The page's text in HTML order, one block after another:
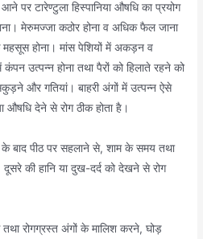
पर टारेण्टुला हिस्पानिया औषधि का प्रयोग
मेरुमज्जा कठोर होना व अधिक फैल जाना
होना। मांस पेशियों में अकड़न व
उत्पन्न होना तथा पैरों को हिलाते रहने को
और गतियां। बाहरी अंगों में उत्पन्न ऐसे
औषधि देने से रोग ठीक होता है।
बाद पीठ पर सहलाने से, शाम के समय तथा
दूसरे की हानि या दुख-दर्द को देखने से रोग
रोगग्रस्त अंगों के मालिश करने, घोड़